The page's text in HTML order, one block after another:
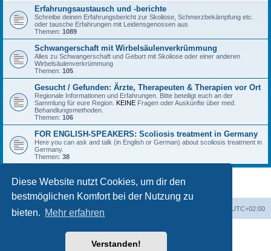
Diese Website nutzt Cookies, um dir den
bestmöglichen Komfort bei der Nutzung zu
bieten. Mehr erfahren
Verstanden!
Erfahrungsaustausch und -berichte
Schreibe deinen Erfahrungsbericht zur Skoliose, Schmerzbekämpfung etc.
oder tausche Erfahrungen mit Leidensgenossen aus
Themen: 1089
Schwangerschaft mit Wirbelsäulenverkrümmung
Alles zu Schwangerschaft und Geburt mit Skoliose oder einer anderen
Wirbelsäulenverkrümmung
Themen: 105
Gesucht / Gefunden: Ärzte, Therapeuten & Therapien vor Ort
Regionale Informationen und Erfahrungen. Bitte beteiligt euch an der
Sammlung für eure Region. KEINE Fragen oder Auskünfte über med.
Behandlungsmethoden.
Themen: 106
FOR ENGLISH-SPEAKERS: Scoliosis treatment in Germany
Here you can ask and talk (in English or German) about scoliosis treatment in
Germany.
Themen: 38
Foren-Übersicht UTC+02:00
Deutsche Übersetzung durch